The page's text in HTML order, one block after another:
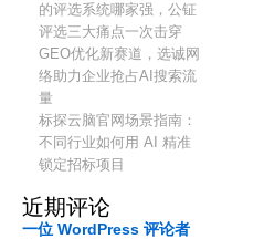
的评选系统哪家强，公钲
评选三大痛点一次击穿
GEO优化新赛道，选诚网
络助力企业抢占AI搜索流
量
标探云脑官网场景指南：
不同行业如何用 AI 精准
锁定招标项目
近期评论
一位 WordPress 评论者